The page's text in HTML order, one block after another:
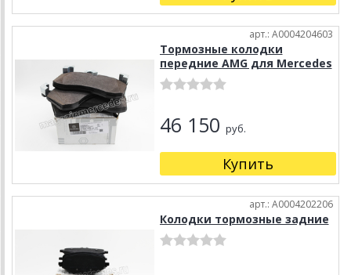
арт.: A0004204603
Тормозные колодки
передние AMG для Mercedes
46 150 руб.
Купить
арт.: A0004202206
Колодки тормозные задние